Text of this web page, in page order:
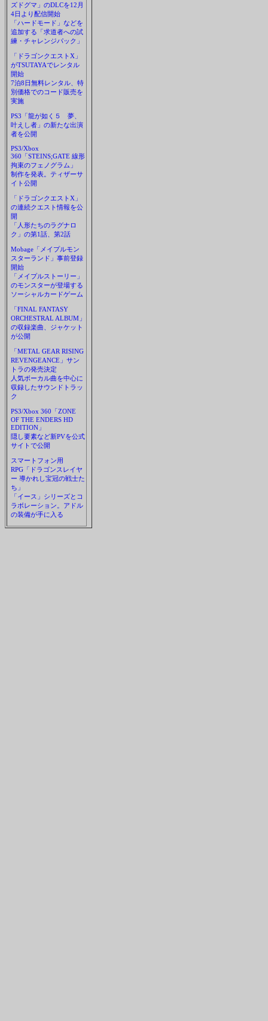
ズドグマ」のDLCを12月
4日より配信開始
「ハードモード」などを
追加する「求道者への試
練・チャレンジパック」
「ドラゴンクエストX」
がTSUTAYAでレンタル
開始
7泊8日無料レンタル、特
別価格でのコード販売を
実施
PS3「龍が如く５ 夢、
叶えし者」の新たな出演
者を公開
PS3/Xbox
360「STEINS;GATE 線形
拘束のフェノグラム」
制作を発表。ティザーサ
イト公開
「ドラゴンクエストX」
の連続クエスト情報を公
開
「人形たちのラグナロ
ク」の第1話、第2話
Mobage「メイプルモン
スターランド」事前登録
開始
「メイプルストーリー」
のモンスターが登場する
ソーシャルカードゲーム
「FINAL FANTASY
ORCHESTRAL ALBUM」
の収録楽曲、ジャケット
が公開
「METAL GEAR RISING
REVENGEANCE」サン
トラの発売決定
人気ボーカル曲を中心に
収録したサウンドトラッ
ク
PS3/Xbox 360「ZONE
OF THE ENDERS HD
EDITION」
隠し要素など新PVを公式
サイトで公開
スマートフォン用
RPG「ドラゴンスレイヤ
ー 導かれし宝冠の戦士た
ち」
「イース」シリーズとコ
ラボレーション。アドル
の装備が手に入る